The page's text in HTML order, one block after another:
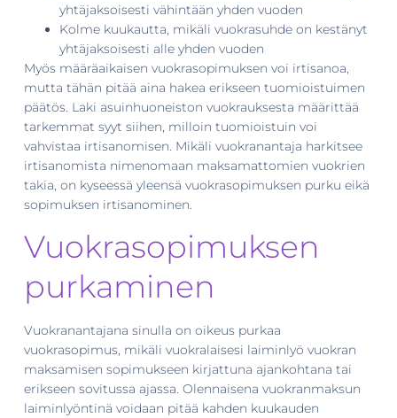
yhtäjaksoisesti vähintään yhden vuoden
Kolme kuukautta, mikäli vuokrasuhde on kestänyt
yhtäjaksoisesti alle yhden vuoden
Myös määräaikaisen vuokrasopimuksen voi irtisanoa,
mutta tähän pitää aina hakea erikseen tuomioistuimen
päätös. Laki asuinhuoneiston vuokrauksesta määrittää
tarkemmat syyt siihen, milloin tuomioistuin voi
vahvistaa irtisanomisen. Mikäli vuokranantaja harkitsee
irtisanomista nimenomaan maksamattomien vuokrien
takia, on kyseessä yleensä vuokrasopimuksen purku eikä
sopimuksen irtisanominen.
Vuokrasopimuksen
purkaminen
Vuokranantajana sinulla on oikeus purkaa
vuokrasopimus, mikäli vuokralaisesi laiminlyö vuokran
maksamisen sopimukseen kirjattuna ajankohtana tai
erikseen sovitussa ajassa. Olennaisena vuokranmaksun
laiminlyöntinä voidaan pitää kahden kuukauden